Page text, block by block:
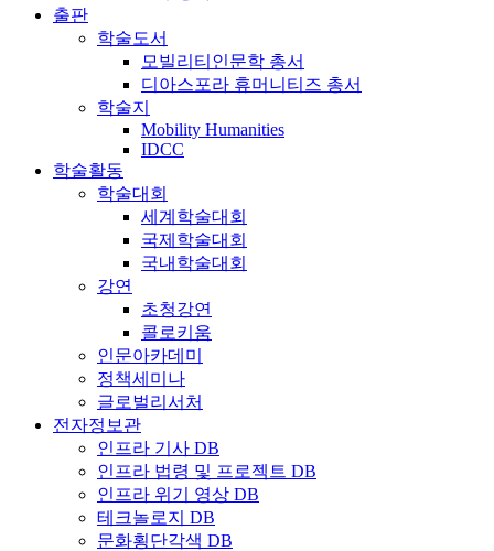
출판
학술도서
모빌리티인문학 총서
디아스포라 휴머니티즈 총서
학술지
Mobility Humanities
IDCC
학술활동
학술대회
세계학술대회
국제학술대회
국내학술대회
강연
초청강연
콜로키움
인문아카데미
정책세미나
글로벌리서처
전자정보관
인프라 기사 DB
인프라 법령 및 프로젝트 DB
인프라 위기 영상 DB
테크놀로지 DB
문화횡단각색 DB